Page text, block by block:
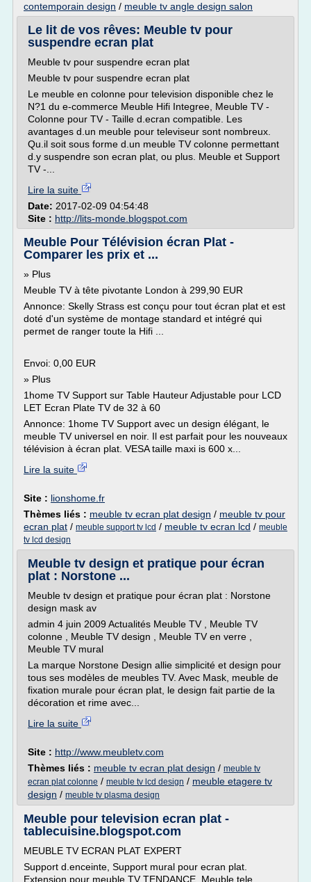
contemporain design / meuble tv angle design salon
Le lit de vos rêves: Meuble tv pour
suspendre ecran plat
Meuble tv pour suspendre ecran plat
Meuble tv pour suspendre ecran plat
Le meuble en colonne pour television disponible chez le
N?1 du e-commerce Meuble Hifi Integree, Meuble TV -
Colonne pour TV - Taille d.ecran compatible. Les
avantages d.un meuble pour televiseur sont nombreux.
Qu.il soit sous forme d.un meuble TV colonne permettant
d.y suspendre son ecran plat, ou plus. Meuble et Support
TV -...
Lire la suite
Date: 2017-02-09 04:54:48
Site : http://lits-monde.blogspot.com
Meuble Pour Télévision écran Plat -
Comparer les prix et ...
» Plus
Meuble TV à tête pivotante London à 299,90 EUR
Annonce: Skelly Strass est conçu pour tout écran plat et est
doté d'un système de montage standard et intégré qui
permet de ranger toute la Hifi ...
Envoi: 0,00 EUR
» Plus
1home TV Support sur Table Hauteur Adjustable pour LCD
LET Ecran Plate TV de 32 à 60
Annonce: 1home TV Support avec un design élégant, le
meuble TV universel en noir. Il est parfait pour les nouveaux
télévision à écran plat. VESA taille maxi is 600 x...
Lire la suite
Site : lionshome.fr
Thèmes liés : meuble tv ecran plat design / meuble tv pour
ecran plat / meuble support tv lcd / meuble tv ecran lcd / meuble
tv lcd design
Meuble tv design et pratique pour écran
plat : Norstone ...
Meuble tv design et pratique pour écran plat : Norstone
design mask av
admin 4 juin 2009 Actualités Meuble TV , Meuble TV
colonne , Meuble TV design , Meuble TV en verre ,
Meuble TV mural
La marque Norstone Design allie simplicité et design pour
tous ses modèles de meubles TV. Avec Mask, meuble de
fixation murale pour écran plat, le design fait partie de la
décoration et rime avec...
Lire la suite
Site : http://www.meubletv.com
Thèmes liés : meuble tv ecran plat design / meuble tv
ecran plat colonne / meuble tv lcd design / meuble etagere tv
design / meuble tv plasma design
Meuble pour television ecran plat -
tablecuisine.blogspot.com
MEUBLE TV ECRAN PLAT EXPERT
Support d.enceinte, Support mural pour ecran plat.
Extension pour meuble TV TENDANCE. Meuble tele